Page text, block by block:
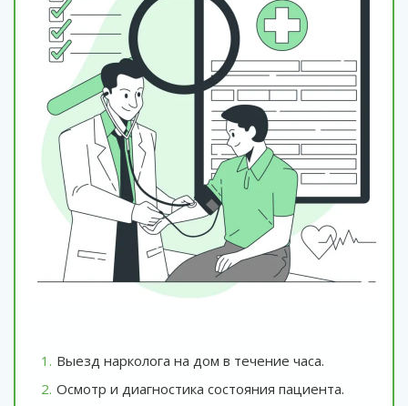
Выезд нарколога на дом в течение часа.
Осмотр и диагностика состояния пациента.